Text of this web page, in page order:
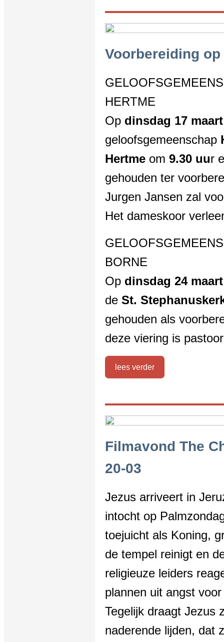
Voorbereiding
HERTME
Op dinsdag 17 maart
geloofsgemeenschap
Hertme om 9.30 uur
gehouden ter
Jurgen Jansen zal
Het dameskoor
BORNE
Op dinsdag 24 maart
de St.
gehouden als
deze viering is
lees verder
Filmavond The
20-03
Jezus arriveert in
intocht op
toejuicht als Koning,
de tempel reinigt en
religieuze leiders
plannen uit angst
Tegelijk draagt Jezus
naderende lijden, dat